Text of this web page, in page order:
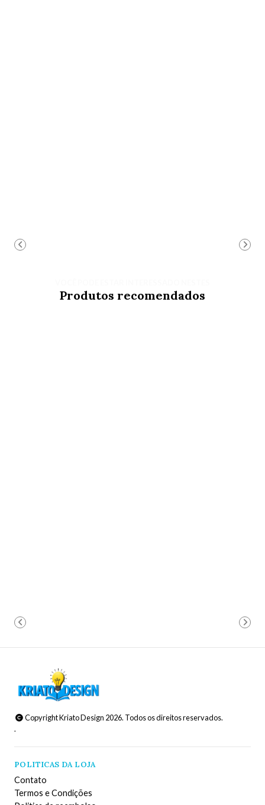
Produtos recomendados
Copyright Kriato Design 2026. Todos os direitos reservados.
.
POLITICAS DA LOJA
Contato
Termos e Condições